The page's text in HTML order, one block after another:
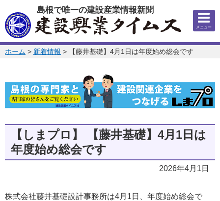
このページの本文へ
島根で唯一の建設産業情報新聞
メニュー
このページの位置:
ホーム > 新着情報 > 【藤井基礎】4月1日は年度始め総会です
【しまプロ】
【藤井基礎】4月1日は
年度始め総会です
2026年4月1日
株式会社藤井基礎設計事務所は4月1日、年度始め総会で